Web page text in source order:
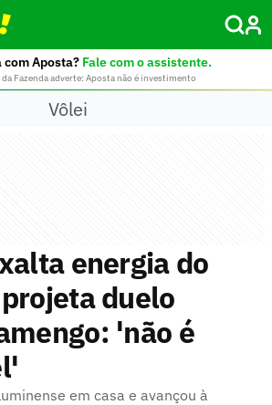
com Aposta? Fale com o assistente.
Fazenda adverte: Aposta não é investimento
Vôlei
energia do
duelo
'não é
em casa e avançou à